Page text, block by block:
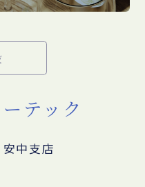
テック
中支店